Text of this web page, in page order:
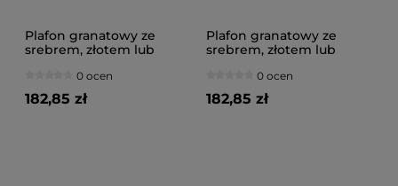
Plafon granatowy ze
srebrem, złotem lub
na przegubach
0 ocen
182,85 zł
Plafon granatowy ze
srebrem, złotem lub
na przegubach
0 ocen
182,85 zł